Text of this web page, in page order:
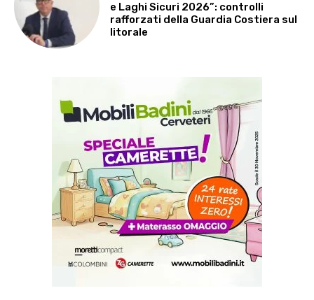
e Laghi Sicuri 2026”: controlli
rafforzati della Guardia Costiera sul
litorale